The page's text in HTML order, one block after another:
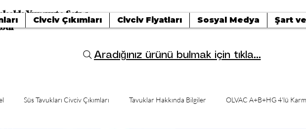
Yumurta Satışı
Civciv Çıkımları Civciv Fiyatları Sosyal Medya Şart
Aradığınız ürünü bulmak için tıkla...
Süs Tavukları Civciv Çıkımları Tavuklar Hakkında Bilgiler OLVAC A+B+HG 4'lü